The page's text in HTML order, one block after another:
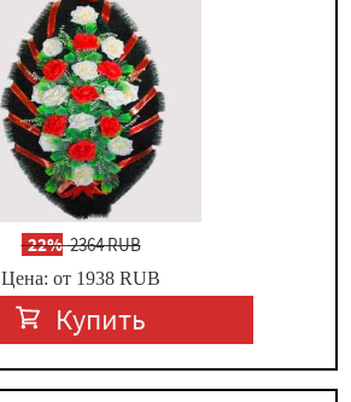
-22%2364 RUB
Цена: от 1938 RUB
Купить